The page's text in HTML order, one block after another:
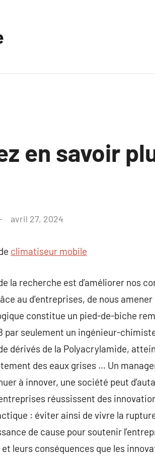
en savoir
avril 27, 2024
climatiseur mobile
la recherche est d’améliorer nos
au d’entreprises, de nous
constitue un pied-de-biche
par seulement un ingénieur-
dérivés de la Polyacrylamide,
des eaux grises … Un
à innover, une société peut
réussissent des
: éviter ainsi de vivre la
de cause pour soutenir
leurs conséquences que les